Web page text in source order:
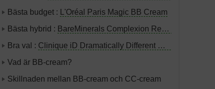
Bästa budget :
L'Oréal Paris Magic BB Cream
Bästa hybrid : BareMinerals Complexion Rescue Tinted Hydrating Gel Cream
Bra val : Clinique iD Dramatically Different Moisturizing BB-Gel
Vad är BB-cream?
Skillnaden mellan BB-cream och CC-cream